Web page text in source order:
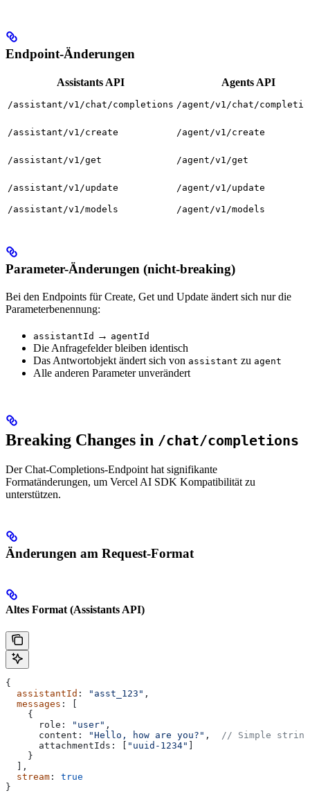
Endpoint-Änderungen
Assistants API Agents API
/assistant/v1/chat/completions /agent/v1/chat/
/assistant/v1/create /agent/v1/create
/assistant/v1/get /agent/v1/get
/assistant/v1/update /agent/v1/update
/assistant/v1/models /agent/v1/models
Parameter-Änderungen (nicht-breaking)
Bei den Endpoints für Create, Get und Update ändert sich nur die
Parameterbenennung:
assistantId → agentId
Die Anfragefelder bleiben identisch
Das Antwortobjekt ändert sich von assistant zu agent
Alle anderen Parameter unverändert
Breaking Changes in /chat/completions
Der Chat-Completions-Endpoint hat signifikante
Formatänderungen, um Vercel AI SDK Kompatibilität zu
unterstützen.
Änderungen am Request-Format
Altes Format (Assistants API)
{
  assistantId
: "asst_123" ,
  messages
: [
    {
      role:
"user" ,
      content:
"Hello, how are you?" ,
// Simple
      attachmentIds:
[ "uuid-1234" ]
    }
  ],
  stream
: true
}